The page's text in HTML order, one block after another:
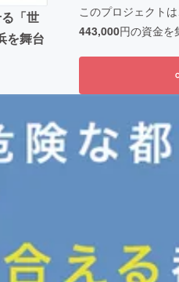
「世
を舞台
このプロジェクトは
443,000円の資金を